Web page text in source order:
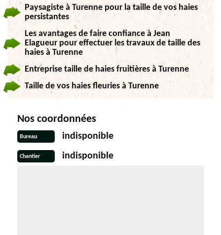
Paysagiste à Turenne pour la taille de vos haies
persistantes
Les avantages de faire confiance à Jean
Elagueur pour effectuer les travaux de taille des
haies à Turenne
Entreprise taille de haies fruitières à Turenne
Taille de vos haies fleuries à Turenne
Nos coordonnées
Bureau indisponible
Chantier indisponible